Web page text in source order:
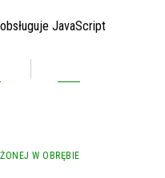
JavaScript
W OBRĘBIE